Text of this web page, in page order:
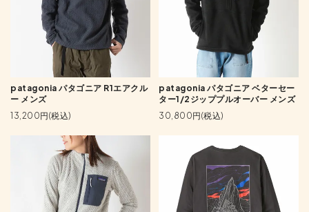
patagonia パタゴニア R1エアクル
ー メンズ
13,200円(税込)
patagonia パタゴニア ベターセー
ター1/2ジッププルオーバー メンズ
30,800円(税込)